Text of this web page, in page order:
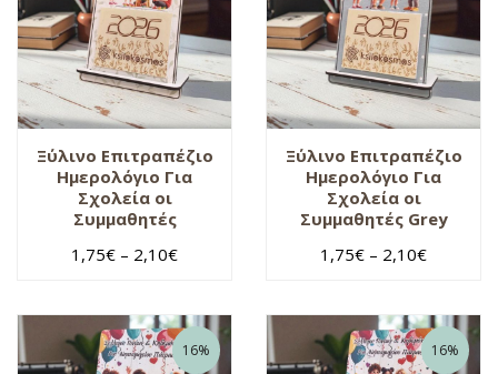
Ημερολόγια για
συλλόγους
γυναικών
Ημερολόγια για
σχολεία
Ημερολόγια
Γραφείου
Ημερολόγια με
βάση
ποντιακού
Ξύλινο Επιτραπέζιο
Ημερολόγιο Για
Σχολεία οι
Συμμαθητές
1,75€ – 2,10€
Ξύλινο Επιτραπέζιο
Ημερολόγιο Για
Σχολεία οι
Συμμαθητές Grey
1,75€ – 2,10€
16% 16%